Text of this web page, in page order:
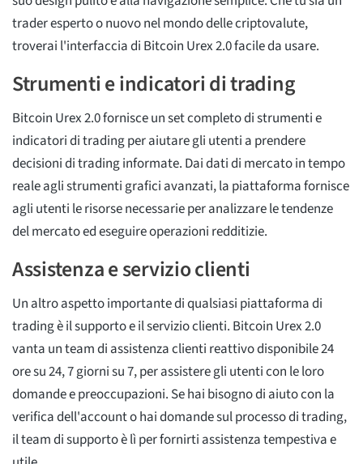
trader esperto o nuovo nel mondo delle criptovalute,
troverai l'interfaccia di Bitcoin Urex 2.0 facile da usare.
Strumenti e indicatori di trading
Bitcoin Urex 2.0 fornisce un set completo di strumenti e
indicatori di trading per aiutare gli utenti a prendere
decisioni di trading informate. Dai dati di mercato in tempo
reale agli strumenti grafici avanzati, la piattaforma fornisce
agli utenti le risorse necessarie per analizzare le tendenze
del mercato ed eseguire operazioni redditizie.
Assistenza e servizio clienti
Un altro aspetto importante di qualsiasi piattaforma di
trading è il supporto e il servizio clienti. Bitcoin Urex 2.0
vanta un team di assistenza clienti reattivo disponibile 24
ore su 24, 7 giorni su 7, per assistere gli utenti con le loro
domande e preoccupazioni. Se hai bisogno di aiuto con la
verifica dell'account o hai domande sul processo di trading,
il team di supporto è lì per fornirti assistenza tempestiva e